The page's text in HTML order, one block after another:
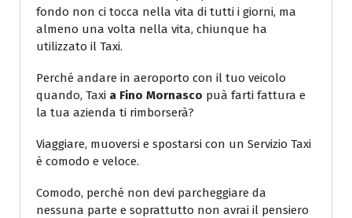
fondo non ci tocca nella vita di tutti i giorni, ma
almeno una volta nella vita, chiunque ha
utilizzato il Taxi.
Perché andare in aeroporto con il tuo veicolo
quando, Taxi a Fino Mornasco puà farti fattura e
la tua azienda ti rimborserà?
Viaggiare, muoversi e spostarsi con un Servizio Taxi
è comodo e veloce.
Comodo, perché non devi parcheggiare da
nessuna parte e soprattutto non avrai il pensiero